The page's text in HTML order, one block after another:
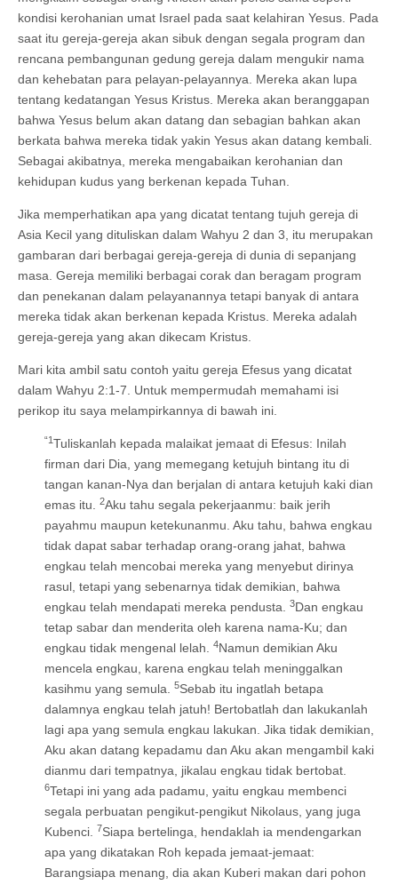
kondisi kerohanian umat Israel pada saat kelahiran Yesus. Pada
saat itu gereja-gereja akan sibuk dengan segala program dan
rencana pembangunan gedung gereja dalam mengukir nama
dan kehebatan para pelayan-pelayannya. Mereka akan lupa
tentang kedatangan Yesus Kristus. Mereka akan beranggapan
bahwa Yesus belum akan datang dan sebagian bahkan akan
berkata bahwa mereka tidak yakin Yesus akan datang kembali.
Sebagai akibatnya, mereka mengabaikan kerohanian dan
kehidupan kudus yang berkenan kepada Tuhan.
Jika memperhatikan apa yang dicatat tentang tujuh gereja di
Asia Kecil yang dituliskan dalam Wahyu 2 dan 3, itu merupakan
gambaran dari berbagai gereja-gereja di dunia di sepanjang
masa. Gereja memiliki berbagai corak dan beragam program
dan penekanan dalam pelayanannya tetapi banyak di antara
mereka tidak akan berkenan kepada Kristus. Mereka adalah
gereja-gereja yang akan dikecam Kristus.
Mari kita ambil satu contoh yaitu gereja Efesus yang dicatat
dalam Wahyu 2:1-7. Untuk mempermudah memahami isi
perikop itu saya melampirkannya di bawah ini.
“1Tuliskanlah kepada malaikat jemaat di Efesus: Inilah
firman dari Dia, yang memegang ketujuh bintang itu di
tangan kanan-Nya dan berjalan di antara ketujuh kaki dian
emas itu.
2Aku tahu segala pekerjaanmu: baik jerih
payahmu maupun ketekunanmu. Aku tahu, bahwa engkau
tidak dapat sabar terhadap orang-orang jahat, bahwa
engkau telah mencobai mereka yang menyebut dirinya
rasul, tetapi yang sebenarnya tidak demikian, bahwa
engkau telah mendapati mereka pendusta.
3Dan engkau
tetap sabar dan menderita oleh karena nama-Ku; dan
engkau tidak mengenal lelah.
4Namun demikian Aku
mencela engkau, karena engkau telah meninggalkan
kasihmu yang semula.
5Sebab itu ingatlah betapa
dalamnya engkau telah jatuh! Bertobatlah dan lakukanlah
lagi apa yang semula engkau lakukan. Jika tidak demikian,
Aku akan datang kepadamu dan Aku akan mengambil kaki
dianmu dari tempatnya, jikalau engkau tidak bertobat.
6Tetapi ini yang ada padamu, yaitu engkau membenci
segala perbuatan pengikut-pengikut Nikolaus, yang juga
Kubenci.
7Siapa bertelinga, hendaklah ia mendengarkan
apa yang dikatakan Roh kepada jemaat-jemaat:
Barangsiapa menang, dia akan Kuberi makan dari pohon